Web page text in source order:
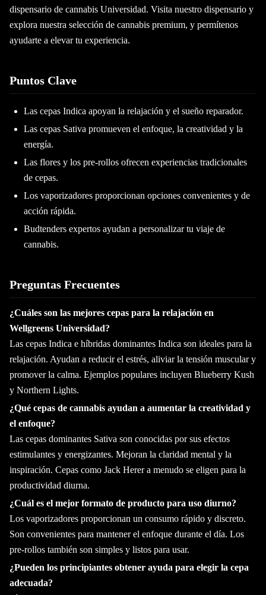
dispensario de cannabis Universidad. Visita nuestro dispensario y
explora nuestra selección de cannabis premium, y permítenos
ayudarte a elevar tu experiencia.
Puntos Clave
Las cepas Indica apoyan la relajación y el sueño reparador.
Las cepas Sativa promueven el enfoque, la creatividad y la
energía.
Las flores y los pre-rollos ofrecen experiencias tradicionales
de cepas.
Los vaporizadores proporcionan opciones convenientes y de
acción rápida.
Budtenders expertos ayudan a personalizar tu viaje de
cannabis.
Preguntas Frecuentes
¿Cuáles son las mejores cepas para la relajación en
Wellgreens Universidad?
Las cepas Indica e híbridas dominantes Indica son ideales para la
relajación. Ayudan a reducir el estrés, aliviar la tensión muscular y
promover la calma. Ejemplos populares incluyen Blueberry Kush
y Northern Lights.
¿Qué cepas de cannabis ayudan a aumentar la creatividad y
el enfoque?
Las cepas dominantes Sativa son conocidas por sus efectos
estimulantes y energizantes. Mejoran la claridad mental y la
inspiración. Cepas como Jack Herer a menudo se eligen para la
productividad diurna.
¿Cuál es el mejor formato de producto para uso diurno?
Los vaporizadores proporcionan un consumo rápido y discreto.
Son convenientes para mantener el enfoque durante el día. Los
pre-rollos también son simples y listos para usar.
¿Pueden los principiantes obtener ayuda para elegir la cepa
adecuada?